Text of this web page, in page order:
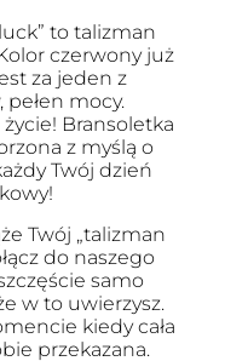
to talizman
czerwony już
za jeden z
mocy.
Bransoletka
z myślą o
Twój dzień
Twój „talizman
do naszego
samo
w to uwierzysz.
kiedy cała
przekazana.